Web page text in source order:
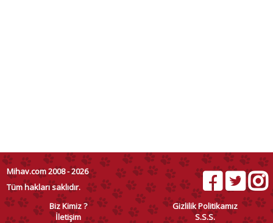
Mihav.com 2008 - 2026
Tüm hakları saklıdır.
Biz Kimiz ?
Gizlilik Politikamız
İletişim
S.S.S.